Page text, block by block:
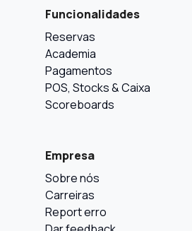
Funcionalidades
Reservas
Academia
Pagamentos
POS, Stocks & Caixa
Scoreboards
Empresa
Sobre nós
Carreiras
Report erro